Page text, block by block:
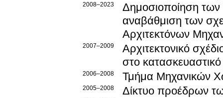
2008–2023
Δημοσιοποίηση των
αναβάθμιση των
Αρχιτεκτόνων
2007–2009
Αρχιτεκτονικό
στο
2006–2008 Τμήμα Μηχανικών
2005–2008 Δίκτυο προέδρων